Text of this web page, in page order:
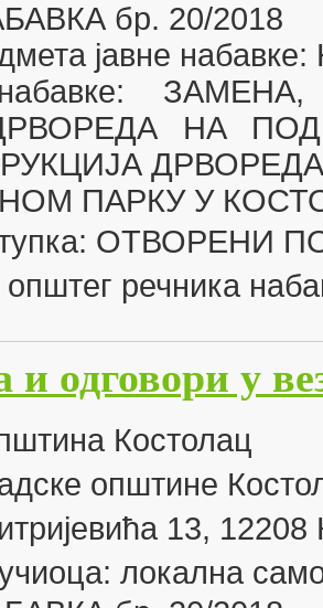
бр. 20/2018
јавне
ЗАМЕНА,
НА
ПАРКУ У
ОТВОРЕНИ
речника
одговори у
Костолац
општине
13, 12208
локална